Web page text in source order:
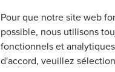
Pour que notre site web
possible, nous utilisons
fonctionnels et
d'accord, veuillez